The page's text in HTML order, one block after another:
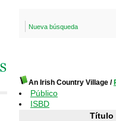
Nueva búsqueda
An Irish Country Village /
Público
ISBD
Título